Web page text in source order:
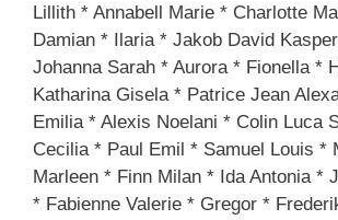
Lillith * Annabell Marie * Charlotte
Damian * Ilaria * Jakob David
Johanna Sarah * Aurora * Fionella *
Katharina Gisela * Patrice Jean
Emilia * Alexis Noelani * Colin Luca
Cecilia * Paul Emil * Samuel Louis *
Marleen * Finn Milan * Ida Antonia *
* Fabienne Valerie * Gregor *